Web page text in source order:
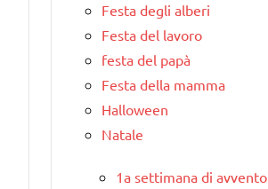
Festa degli alberi
Festa del lavoro
festa del papà
Festa della mamma
Halloween
Natale
1a settimana di avvento